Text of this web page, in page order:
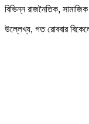
বিভিন্ন রাজনৈতিক,
উল্লেখ্য, গত রোববার